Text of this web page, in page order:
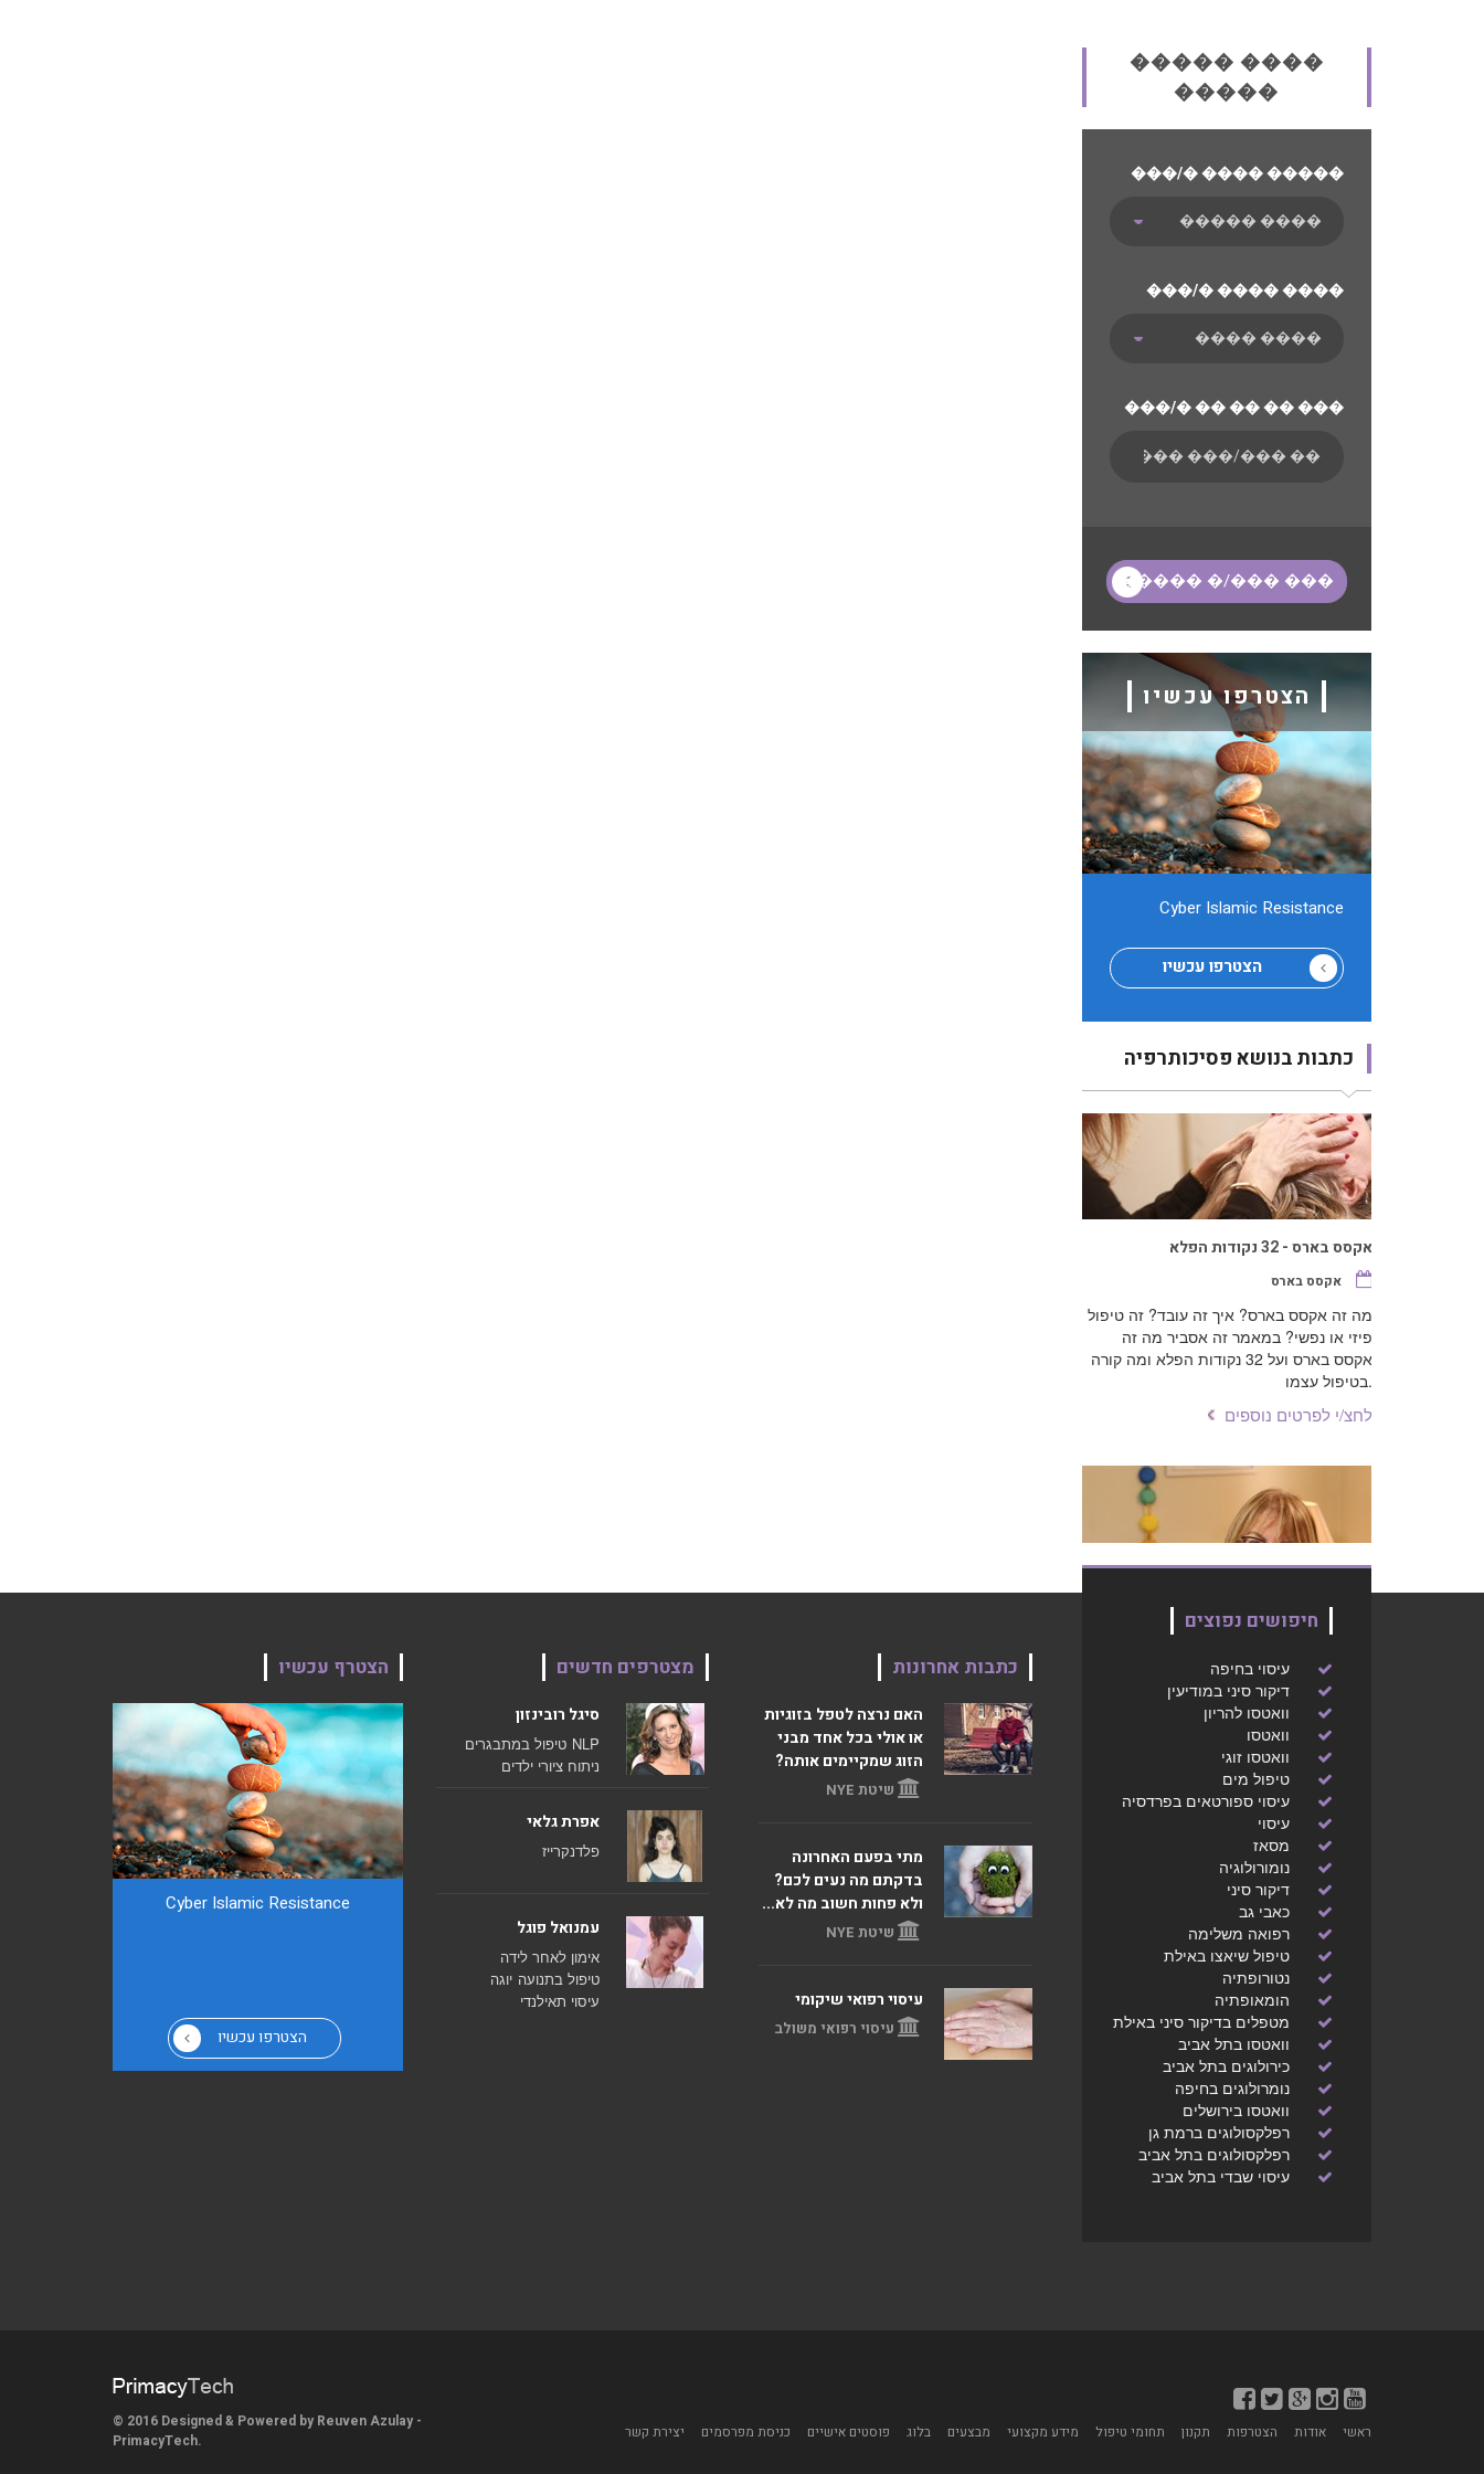
����� ����
�����
���/� ���� �����
���/� ���� ����
���/� �� �� �� ���
הצטרפו עכשיו
Cyber ​​Islamic Resistance
הצטרפו עכשיו
כתבות בנושא פסיכותרפיה
אקסס בארס - 32 נקודות הפלא
מה זה אקסס בארס? איך זה עובד? זה טיפול
פיזי או נפשי? במאמר זה אסביר מה זה
לחצ/י לפרטים נוספים
מהו תהליך תטא הילינג? מהם השלבים
הראשונים ואיך מתבצע הטיפול? בכתבה
אסביר את שלבי הטיפול ואיך הוא מאפשר
לחצ/י לפרטים נוספים
חיפוש משמעות קיומית ותהליך האבל
בטיפול
פסיכותרפיה
דאגתו של אדם, ואף יאושו, על מידת
כדאיותם של החיים הם מצוקה רוחנית אך
בשום פנים ואופן אינם מחלה נפשית. אפשר
שרופא, הפותר את סימני התופעה הראשונה
על פי התופעה השניה עלול לקבור את יאושו
לחצ/י לפרטים נוספים
מעניקה אך מומלץ לעשות זאת בליווי איש
מקצוע שיידע להנחות ולסייע בהרגעה
מוחלטת של כל מערכות הגוף.
חיפושים נפוצים
עיסוי בחיפה
דיקור סיני במודיעין
וואטסו להריון
וואטסו
וואטסו זוגי
טיפול מים
עיסוי ספורטאים בפרדסיה
עיסוי
מסאז
נומורולוגיה
דיקור סיני
כאבי גב
רפואה משלימה
טיפול שיאצו באילת
נטורופתיה
הומאופתיה
מטפלים בדיקור סיני באילת
וואטסו בתל אביב
כירולוגים בתל אביב
נומרולוגים בחיפה
וואטסו בירושלים
רפלקסולוגים ברמת גן
רפלקסולוגים בתל אביב
עיסוי שבדי בתל אביב
כתבות אחרונות
האם נרצה לטפל בזוגיות
או אולי בכל אחד מבני
הזוג שמקיימים אותה?
שיטת NYE
מתי בפעם האחרונה
בדקתם מה נעים לכם?
ולא פחות חשוב מה לא...
שיטת NYE
עיסוי רפואי שיקומי
עיסוי רפואי משולב
מצטרפים חדשים
סיגל רובינזון
NLP טיפול במתבגרים
ניתוח ציורי ילדים
אפרת גלאי
פלדנקרייז
עמנואל פוגל
אימון לאחר לידה
טיפול בתנועה יוגה
עיסוי תאילנדי
הצטרף עכשיו
Cyber ​​Islamic Resistance
הצטרפו עכשיו
© 2016 Designed & Powered by Reuven Azulay -
PrimacyTech.
ראשי אודות הצטרפות תקנון תחומי טיפול מידע מקצועי מבצעים בלוג פוסטים אישיים כניסת מפרסמים יצירת קשר